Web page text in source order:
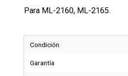
Para ML-2160, ML-2165.
Condición
Garantía